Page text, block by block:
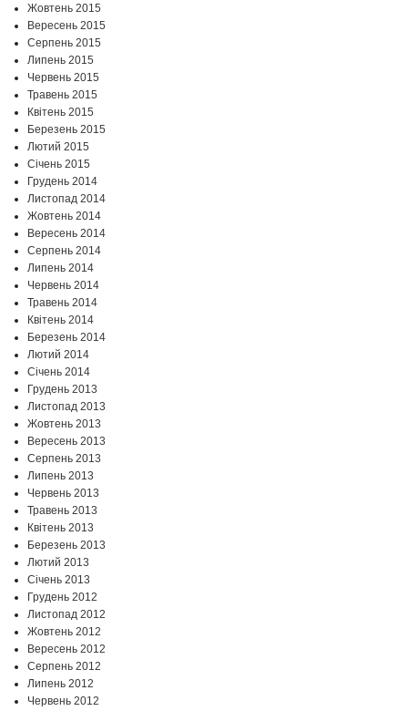
Жовтень 2015
Вересень 2015
Серпень 2015
Липень 2015
Червень 2015
Травень 2015
Квітень 2015
Березень 2015
Лютий 2015
Січень 2015
Грудень 2014
Листопад 2014
Жовтень 2014
Вересень 2014
Серпень 2014
Липень 2014
Червень 2014
Травень 2014
Квітень 2014
Березень 2014
Лютий 2014
Січень 2014
Грудень 2013
Листопад 2013
Жовтень 2013
Вересень 2013
Серпень 2013
Липень 2013
Червень 2013
Травень 2013
Квітень 2013
Березень 2013
Лютий 2013
Січень 2013
Грудень 2012
Листопад 2012
Жовтень 2012
Вересень 2012
Серпень 2012
Липень 2012
Червень 2012